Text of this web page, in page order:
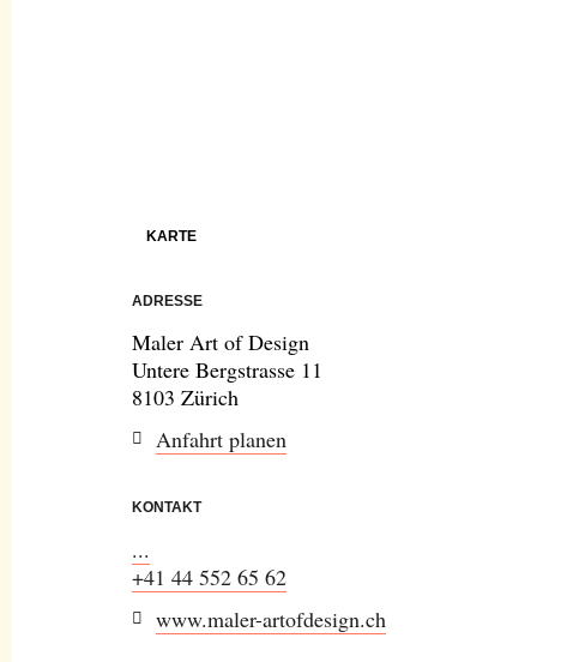
KARTE
ADRESSE
Maler Art of Design
Untere Bergstrasse 11
8103 Zürich
Anfahrt planen
KONTAKT
...
+41 44 552 65 62
www.maler-artofdesign.ch